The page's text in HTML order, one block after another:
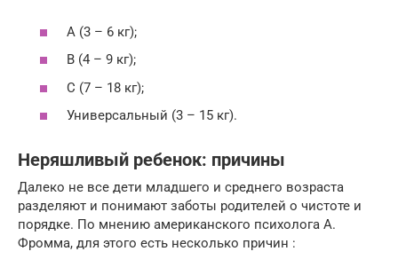
А (3 – 6 кг);
В (4 – 9 кг);
С (7 – 18 кг);
Универсальный (3 – 15 кг).
Неряшливый ребенок: причины
Далеко не все дети младшего и среднего возраста
разделяют и понимают заботы родителей о чистоте и
порядке. По мнению американского психолога А.
Фромма, для этого есть несколько причин :